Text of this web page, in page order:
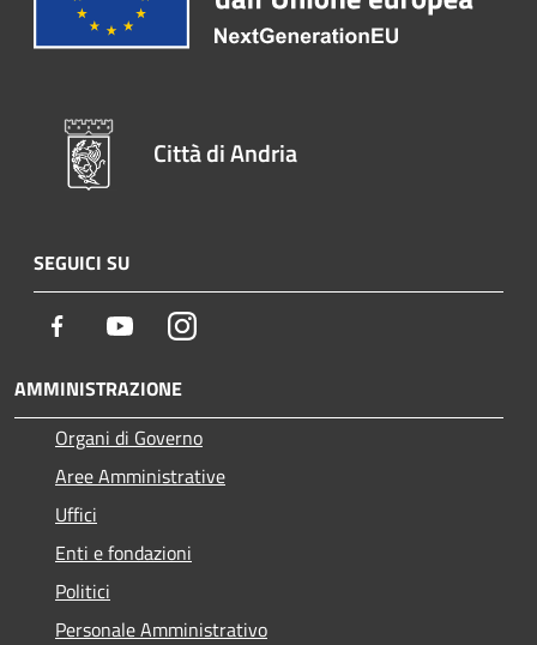
Città di Andria
SEGUICI SU
Facebook YoutubeInstagram
AMMINISTRAZIONE
Organi di Governo
Aree Amministrative
Uffici
Enti e fondazioni
Politici
Personale Amministrativo